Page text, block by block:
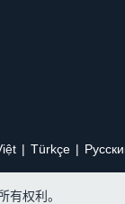
Türkçe
权利。